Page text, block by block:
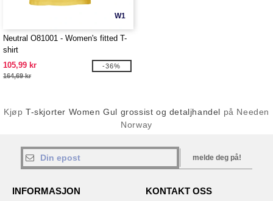
W1
Neutral O81001 - Women's fitted T-
shirt
105,99 kr
164,69 kr
-36%
Kjøp T-skjorter Women Gul grossist og detaljhandel på Needen
Norway
melde deg på!
INFORMASJON KONTAKT OSS